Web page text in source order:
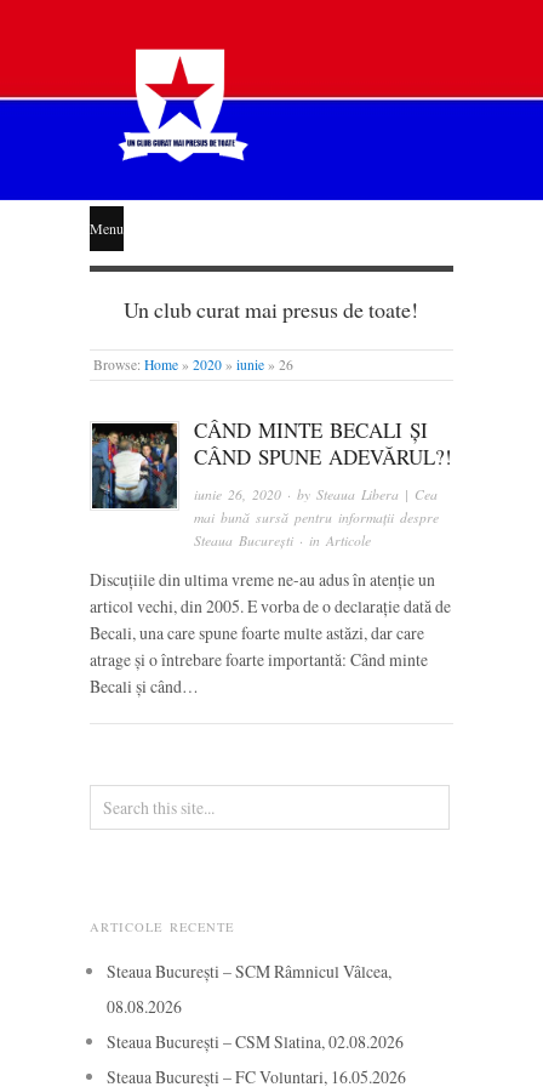
STEAUA
LIBERĂ
Menu
Un club curat mai presus de toate!
Browse: Home » 2020 » iunie » 26
CÂND MINTE BECALI ȘI
CÂND SPUNE ADEVĂRUL?!
iunie 26, 2020 · bySteaua Libera | Cea
mai bună sursă pentru informații despre
Steaua București · inArticole
Discuțiile din ultima vreme ne-au adus în atenție un
articol vechi, din 2005. E vorba de o declarație dată de
Becali, una care spune foarte multe astăzi, dar care
atrage și o întrebare foarte importantă: Când minte
Becali și când…
ARTICOLE RECENTE
Steaua București – SCM Râmnicul Vâlcea,
08.08.2026
Steaua București – CSM Slatina, 02.08.2026
Steaua București – FC Voluntari, 16.05.2026